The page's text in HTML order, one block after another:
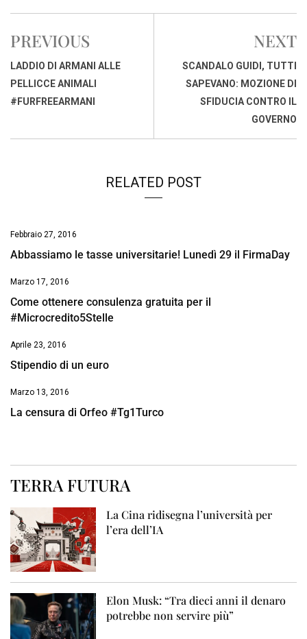
c
b
o
o
k
a
s
A
p
p
n
d
r
a
p
i
PREVIOUS
LADDIO DI ARMANI ALLE
PELLICCE ANIMALI
#FURFREEARMANI
NEXT
SCANDALO GUIDI, TUTTI
SAPEVANO: MOZIONE DI
SFIDUCIA CONTRO IL
GOVERNO
RELATED POST
Febbraio 27, 2016
Abbassiamo le tasse universitarie! Lunedì 29 il FirmaDay
Marzo 17, 2016
Come ottenere consulenza gratuita per il
#Microcredito5Stelle
Aprile 23, 2016
Stipendio di un euro
Marzo 13, 2016
La censura di Orfeo #Tg1Turco
TERRA FUTURA
La Cina ridisegna l’università per
l’era dell’IA
Elon Musk: “Tra dieci anni il denaro
potrebbe non servire più”